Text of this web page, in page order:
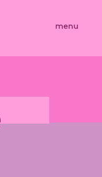
menu